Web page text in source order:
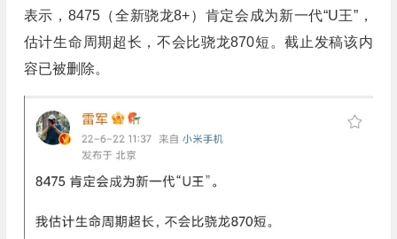
表示，8475（全新骁龙8+）肯定会成为新一代“U王”，
估计生命周期超长，不会比骁龙870短。截止发稿该内
容已被删除。